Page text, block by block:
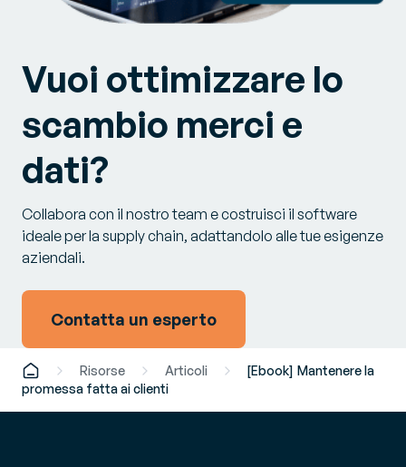
Vuoi ottimizzare lo
scambio merci e
dati?
Collabora con il nostro team e costruisci il software
ideale per la supply chain, adattandolo alle tue esigenze
aziendali.
Contatta un esperto
Risorse Articoli
[Ebook] Mantenere la
promessa fatta ai clienti